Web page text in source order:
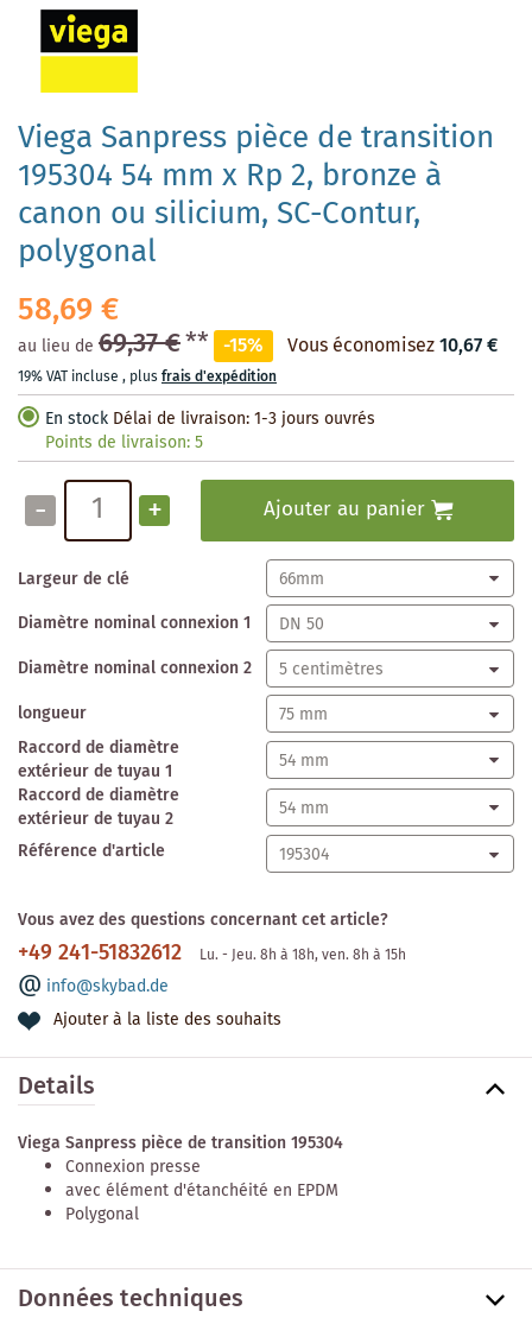
Viega Sanpress pièce de transition
195304 54 mm x Rp 2, bronze à
canon ou silicium, SC-Contur,
polygonal
58,69 €
au lieu de 69,37 €** -15% Vous économisez10,67 €
19% VAT incluse , plusfrais d'expédition
En stock Délai de livraison: 1-3 jours ouvrés
Points de livraison:5
- + Ajouter au panier
Largeur de clé
Diamètre nominal connexion 1
Diamètre nominal connexion 2
longueur
Raccord de diamètre
extérieur de tuyau 1
Raccord de diamètre
extérieur de tuyau 2
Référence d'article
Vous avez des questions concernant cet article?
+49 241-51832612 Lu. - Jeu. 8h à 18h, ven. 8h à 15h
info@skybad.de
Ajouter à la liste des souhaits
images
gallery
Details
Viega Sanpress pièce de transition 195304
Connexion presse
avec élément d'étanchéité en EPDM
Polygonal
Données techniques